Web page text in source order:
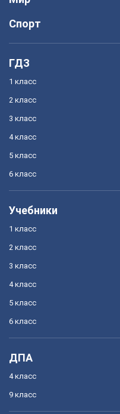
Спорт
ГДЗ
1 класс
2 класс
3 класс
4 класс
5 класс
6 класс
Учебники
1 класс
2 класс
3 класс
4 класс
5 класс
6 класс
ДПА
4 класс
9 класс